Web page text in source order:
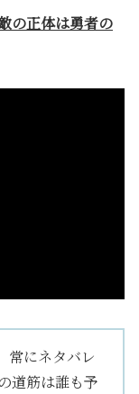
の正体は勇者の
常にネタバレ
道筋は誰も予